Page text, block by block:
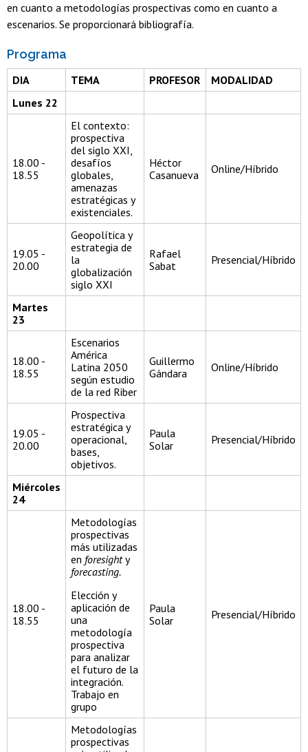
en cuanto a metodologías prospectivas como en cuanto a
escenarios. Se proporcionará bibliografía.
Programa
DIA TEMA PROFESOR
MODALIDAD
Lunes 22
18.00 -
18.55
El contexto:
prospectiva
del siglo XXI,
desafíos
globales,
amenazas
estratégicas y
existenciales.
Héctor
Casanueva
Online/Híbrido
19.05 -
20.00
Geopolítica y
estrategia de
la
globalización
siglo XXI
Rafael
Sabat
Presencial/Híbrido
Martes
23
18.00 -
18.55
Escenarios
América
Latina 2050
según estudio
de la red Riber
Guillermo
Gándara
Online/Híbrido
19.05 -
20.00
Prospectiva
estratégica y
operacional,
bases,
objetivos.
Paula
Solar
Presencial/Híbrido
Miércoles
24
18.00 -
18.55
Metodologías
prospectivas
más utilizadas
en foresighty
forecasting.
Elección y
aplicación de
una
metodología
prospectiva
para analizar
el futuro de la
integración.
Trabajo en
grupo
Paula
Solar
Presencial/Híbrido
Metodologías
prospectivas